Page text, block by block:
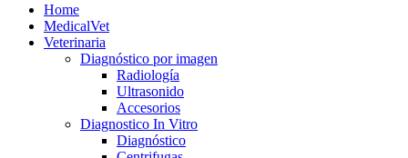
Home
MedicalVet
Veterinaria
Diagnóstico por imagen
Radiología
Ultrasonido
Accesorios
Diagnostico In Vitro
Diagnóstico